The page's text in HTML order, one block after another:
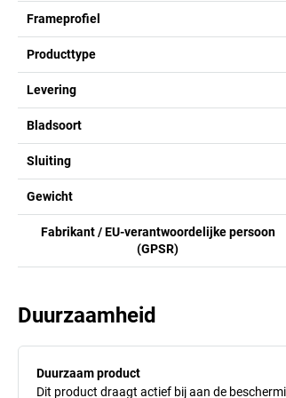
Frameprofiel
Producttype
Levering
Bladsoort
Sluiting
Gewicht
Fabrikant / EU-verantwoordelijke persoon
(GPSR)
Duurzaamheid
Duurzaam product
Dit product draagt actief bij aan de